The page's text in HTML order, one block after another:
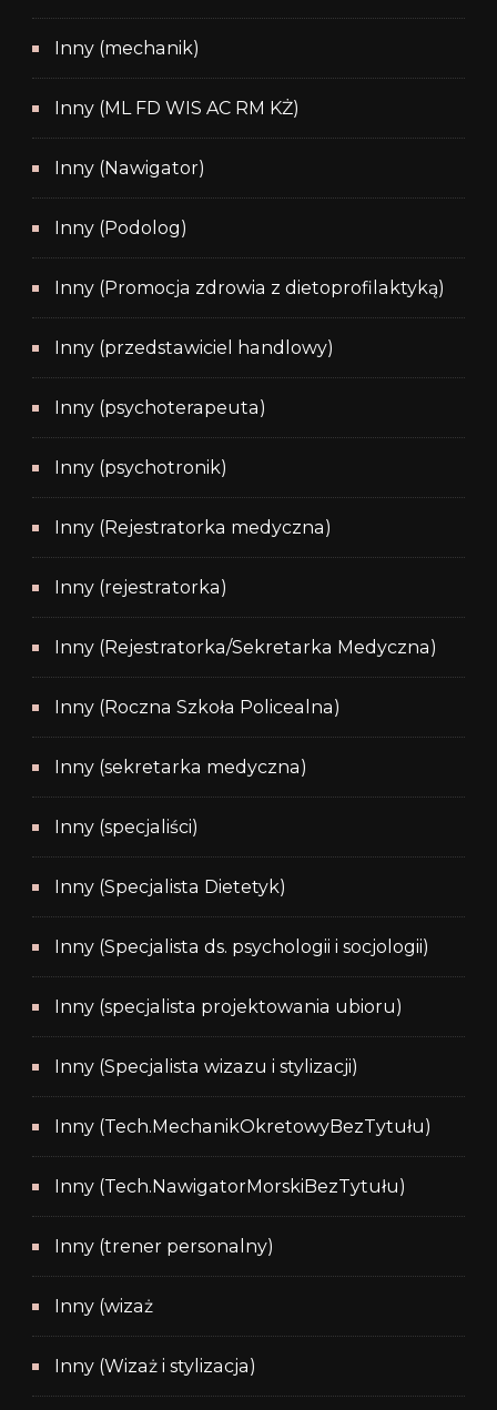
Inny (mechanik)
Inny (ML FD WIS AC RM KŻ)
Inny (Nawigator)
Inny (Podolog)
Inny (Promocja zdrowia z dietoprofilaktyką)
Inny (przedstawiciel handlowy)
Inny (psychoterapeuta)
Inny (psychotronik)
Inny (Rejestratorka medyczna)
Inny (rejestratorka)
Inny (Rejestratorka/Sekretarka Medyczna)
Inny (Roczna Szkoła Policealna)
Inny (sekretarka medyczna)
Inny (specjaliści)
Inny (Specjalista Dietetyk)
Inny (Specjalista ds. psychologii i socjologii)
Inny (specjalista projektowania ubioru)
Inny (Specjalista wizazu i stylizacji)
Inny (Tech.MechanikOkretowyBezTytułu)
Inny (Tech.NawigatorMorskiBezTytułu)
Inny (trener personalny)
Inny (wizaż
Inny (Wizaż i stylizacja)